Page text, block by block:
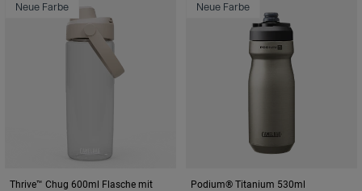
Neue Farbe
Thrive™ Chug 600ml Flasche mit
Neue Farbe
Podium® Titanium 530ml